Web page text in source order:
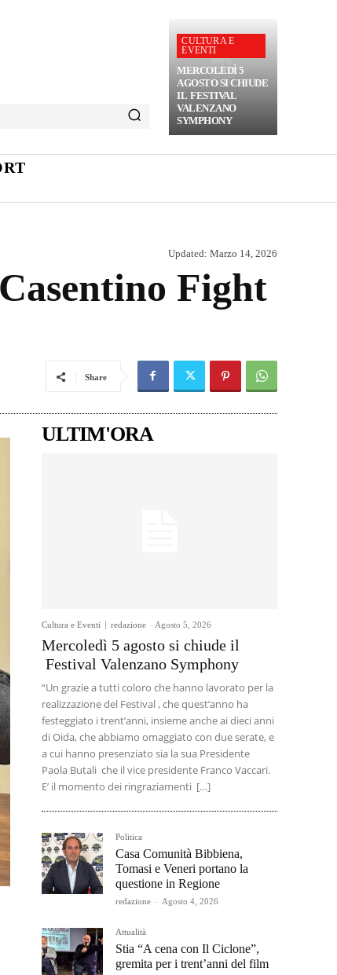
CULTURA E
EVENTI
MERCOLEDÌ 5
AGOSTO SI CHIUDE
IL FESTIVAL
VALENZANO
SYMPHONY
Updated: Marzo 14, 2026
Fight
Share
ULTIM'ORA
Cultura e Eventi redazione - Agosto 5, 2026
Mercoledì 5 agosto si chiude il
Festival Valenzano Symphony
“Un grazie a tutti coloro che hanno lavorato per la
realizzazione del Festival , che quest’anno ha
festeggiato i trent’anni, insieme anche ai dieci anni
di Oida, che abbiamo omaggiato con due serate, e
a cui hanno presenziato sia la sua Presidente
Paola Butali che il vice presidente Franco Vaccari.
E’ il momento dei ringraziamenti […]
Politica
Casa Comunità Bibbiena,
Tomasi e Veneri portano la
questione in Regione
redazione - Agosto 4, 2026
Attualità
Stia “A cena con Il Ciclone”,
gremita per i trent’anni del film